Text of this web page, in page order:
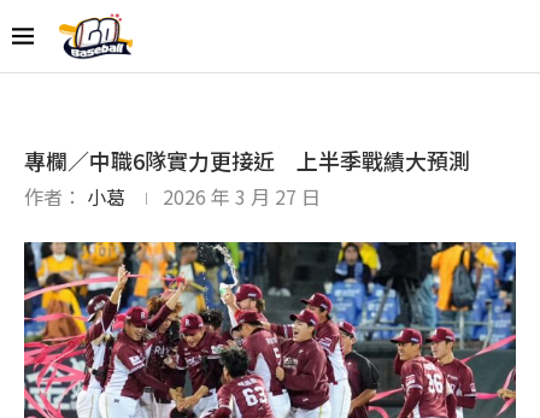
專欄／中職6隊實力更接近 上半季戰績大預測
作者： 小葛 2026 年 3 月 27 日